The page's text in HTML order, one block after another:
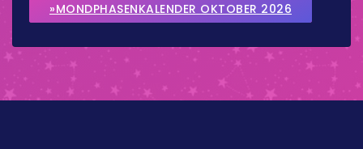
»MONDPHASENKALENDER OKTOBER 2026